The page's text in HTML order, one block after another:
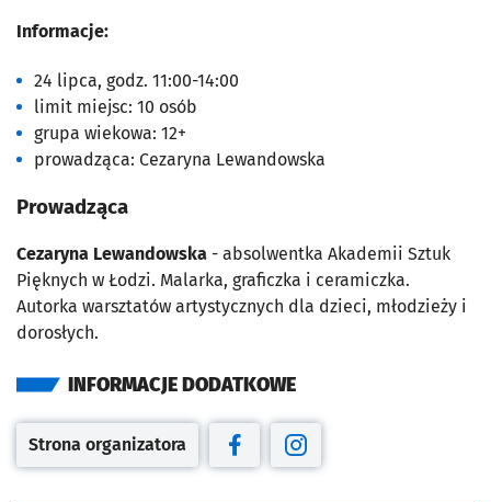
Informacje:
24 lipca, godz. 11:00-14:00
limit miejsc: 10 osób
grupa wiekowa: 12+
prowadząca: Cezaryna Lewandowska
Prowadząca
Cezaryna Lewandowska - absolwentka Akademii Sztuk
Pięknych w Łodzi. Malarka, graficzka i ceramiczka.
Autorka warsztatów artystycznych dla dzieci, młodzieży i
dorosłych.
INFORMACJE DODATKOWE
Otwiera się w nowej karcie
Strona organizatora
Otwiera się w nowej karcie
Otwiera się w nowej